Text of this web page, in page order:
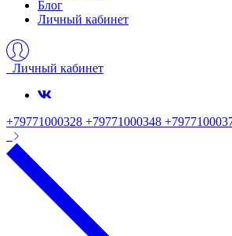
Блог
Личный кабинет
Личный кабинет
+79771000328 +79771000348